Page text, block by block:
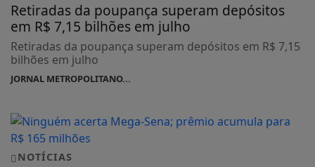
Retiradas da poupança superam depósitos
em R$ 7,15 bilhões em julho
Retiradas da poupança superam depósitos em R$ 7,15
bilhões em julho
JORNAL METROPOLITANO...
NOTÍCIAS